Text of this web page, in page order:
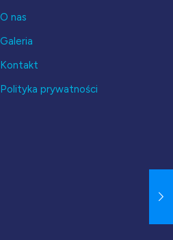
O nas
Galeria
Kontakt
Polityka prywatności